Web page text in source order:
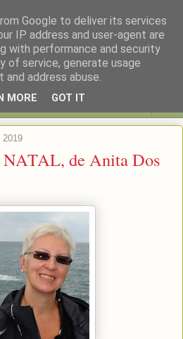
2019
de Anita Dos
Google to deliver its services
IP address and user-agent are
with performance and security
of service, generate usage
address abuse.
MORE GOT IT